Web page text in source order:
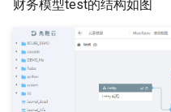
指定这次计算希望涉及的
数据
使用SysCube.fix方法输入
财务模型test的结构如图